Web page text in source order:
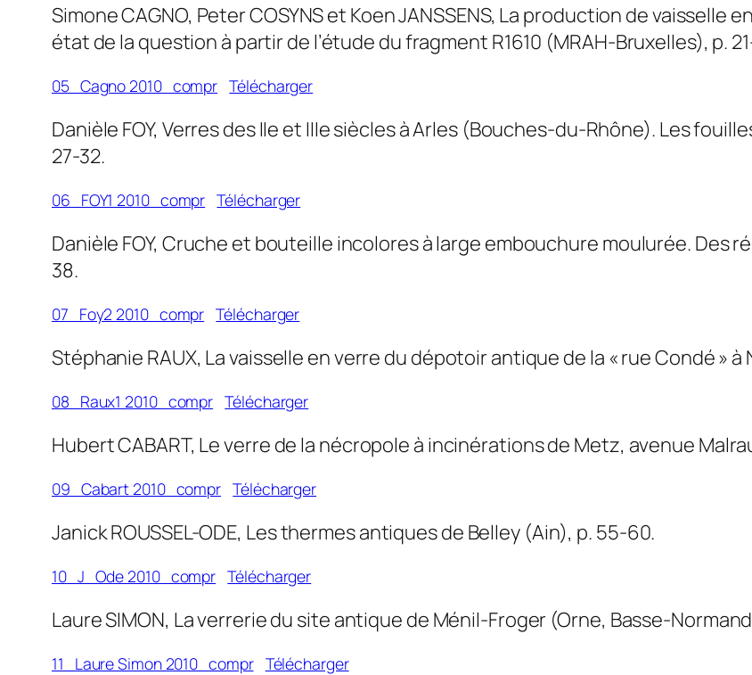
Simone CAGNO, Peter COSYNS et Koen JANSSENS, La production de vaisselle
état de la question à partir de l’étude du fragment R1610 (MRAH-Bruxelles), p.
05_Cagno 2010_compr Télécharger
Danièle FOY, Verres des IIe et IIIe siècles à Arles (Bouches-du-Rhône). Les
27-32.
06_FOY1 2010_compr Télécharger
Danièle FOY, Cruche et bouteille incolores à large embouchure moulurée. Des
38.
07_Foy2 2010_compr Télécharger
Stéphanie RAUX, La vaisselle en verre du dépotoir antique de la « rue Condé » à
08_Raux1 2010_compr Télécharger
Hubert CABART, Le verre de la nécropole à incinérations de Metz, avenue
09_Cabart 2010_compr Télécharger
Janick ROUSSEL-ODE, Les thermes antiques de Belley (Ain), p. 55-60.
10_J_Ode 2010_compr Télécharger
Laure SIMON, La verrerie du site antique de Ménil-Froger (Orne, Basse-
11_Laure Simon 2010_compr Télécharger